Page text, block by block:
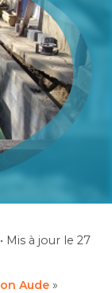
• Mis à jour le 27
Aude »